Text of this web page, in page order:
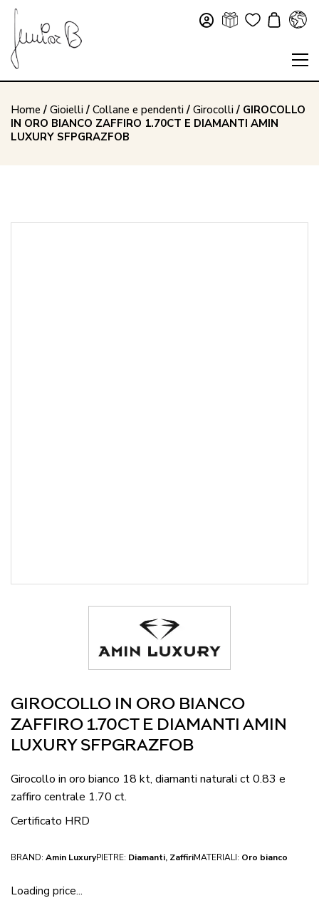
Home / Gioielli/ Collane e pendenti/ Girocolli/ GIROCOLLO
IN ORO BIANCO ZAFFIRO 1.70CT E DIAMANTI AMIN
LUXURY SFPGRAZFOB
GIROCOLLO IN ORO BIANCO
ZAFFIRO 1.70CT E DIAMANTI AMIN
LUXURY SFPGRAZFOB
Girocollo in oro bianco 18 kt, diamanti naturali ct 0.83 e
zaffiro centrale 1.70 ct.
Certificato HRD
BRAND: Amin LuxuryPIETRE: Diamanti, ZaffiriMATERIALI: Oro bianco
Loading price...